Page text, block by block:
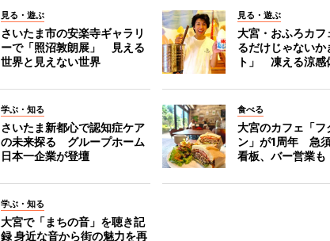
見る・遊ぶ
さいたま市の安楽寺ギャラリ
ーで「照沼敦朗展」 見える
世界と見えない世界
見る・遊ぶ
大宮・おふろカフ
るだけじゃないか
ト」 凍える涼感
学ぶ・知る
さいたま新都心で認知症ケア
の未来探る グループホーム
日本一企業が登壇
食べる
大宮のカフェ「フ
ン」が1周年 急
看板、バー営業も
学ぶ・知る
大宮で「まちの音」を聴き記
録 身近な音から街の魅力を再